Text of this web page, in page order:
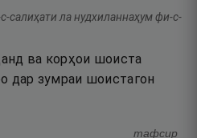
салиҳати ла нудхиланнаҳум фи-с-
ва корҳои шоиста
дар зумраи шоистагон
тафсир